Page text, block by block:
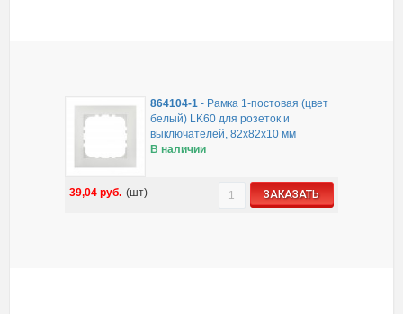
864104-1 - Рамка 1-постовая (цвет
белый) LK60 для розеток и
выключателей, 82х82х10 мм
В наличии
39,04руб. (шт) ЗАКАЗАТЬ